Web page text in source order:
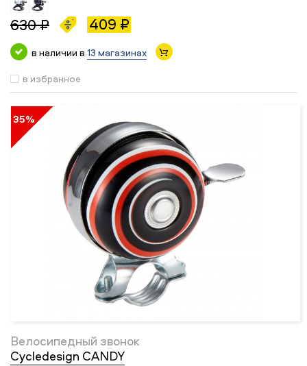
630 ₽ 409 ₽
в наличии в 13 магазинах
в избранное
35%
Велосипедный звонок
Cycledesign CANDY